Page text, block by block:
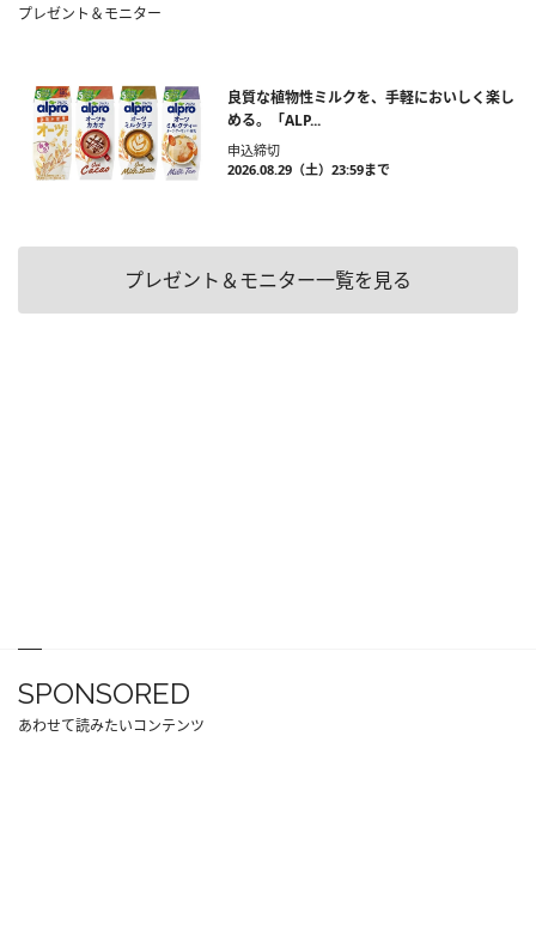
プレゼント＆モニター
良質な植物性ミルクを、手軽においしく楽し
める。「ALP...
申込締切
2026.08.29（土）23:59まで
プレゼント＆モニター一覧を見る
SPONSORED
あわせて読みたいコンテンツ